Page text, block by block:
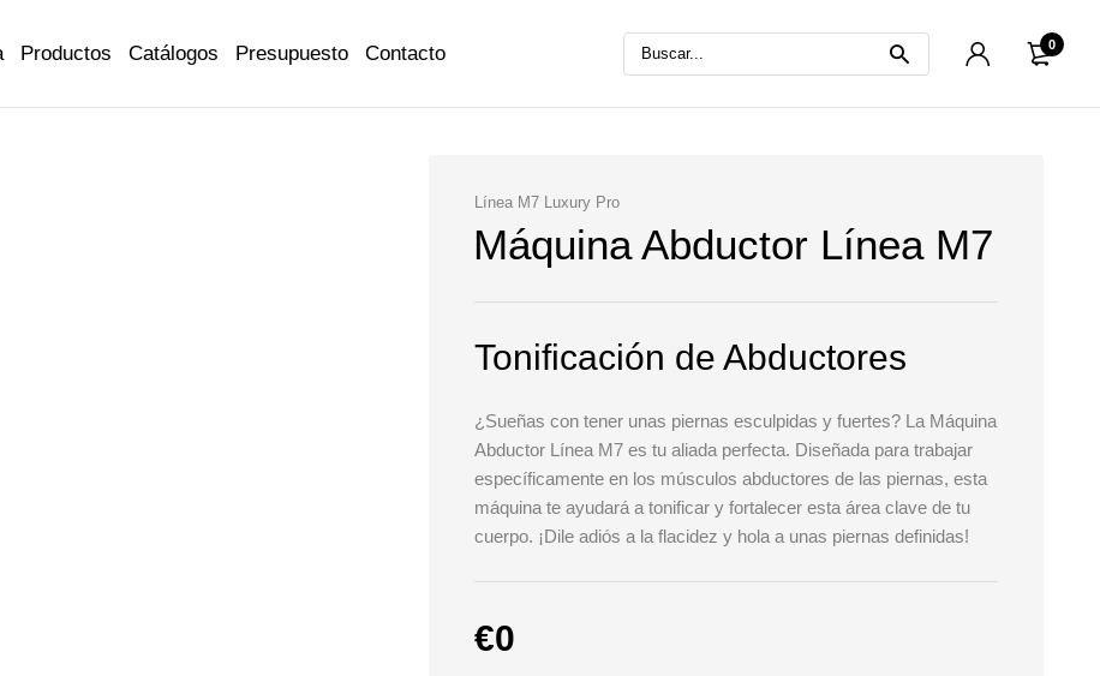
Productos Catálogos Presupuesto Contacto 0
Línea M7 Luxury Pro
Máquina Abductor Línea M7
Tonificación de Abductores
¿Sueñas con tener unas piernas esculpidas y fuertes? La Máquina
Abductor Línea M7 es tu aliada perfecta. Diseñada para trabajar
específicamente en los músculos abductores de las piernas, esta
máquina te ayudará a tonificar y fortalecer esta área clave de tu
cuerpo. ¡Dile adiós a la flacidez y hola a unas piernas definidas!
€0